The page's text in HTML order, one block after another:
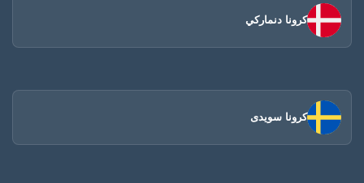
كرونا دنماركي
كرونا سويدى